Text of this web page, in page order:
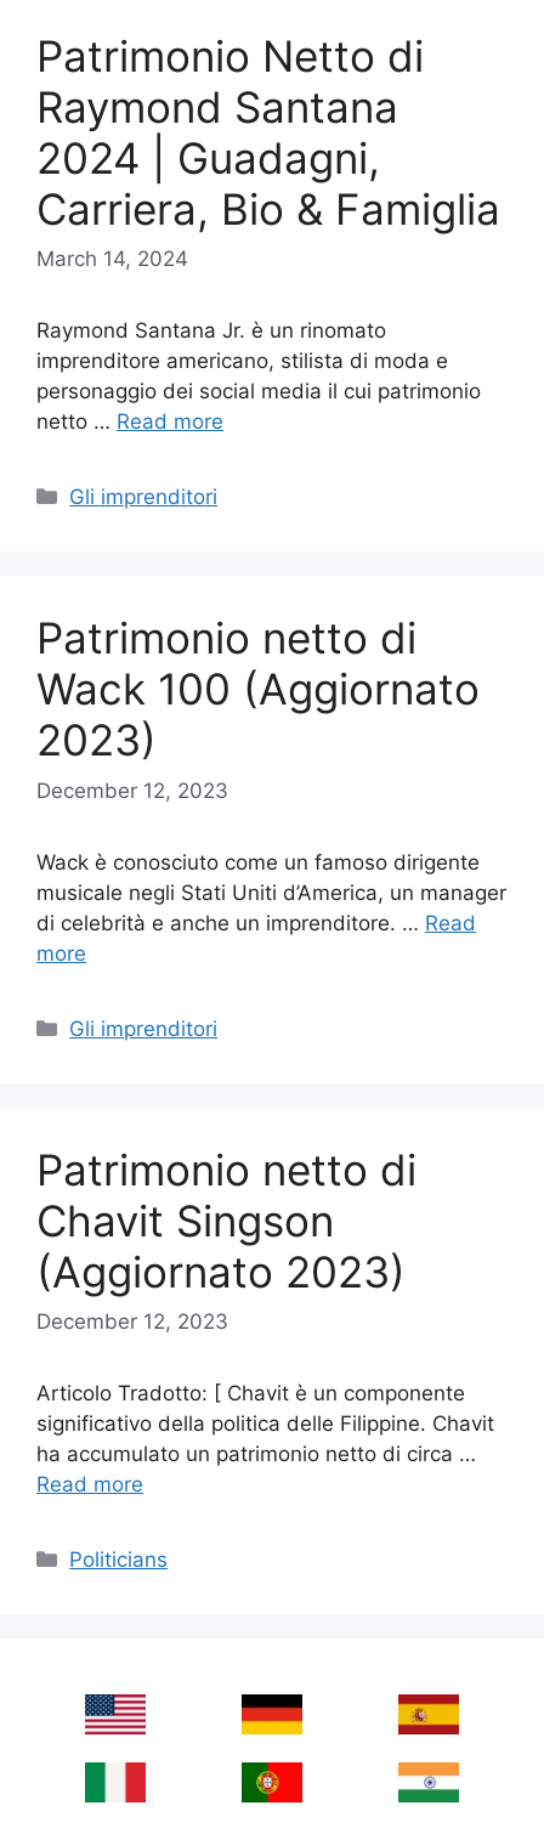
Patrimonio Netto di
Raymond Santana
2024 | Guadagni,
Carriera, Bio & Famiglia
March 14, 2024
Raymond Santana Jr. è un rinomato
imprenditore americano, stilista di moda e
personaggio dei social media il cui patrimonio
netto … Read more
Categories
Gli imprenditori
Patrimonio netto di
Wack 100 (Aggiornato
2023)
December 12, 2023
Wack è conosciuto come un famoso dirigente
musicale negli Stati Uniti d’America, un manager
di celebrità e anche un imprenditore. … Read
more
Categories
Gli imprenditori
Patrimonio netto di
Chavit Singson
(Aggiornato 2023)
December 12, 2023
Articolo Tradotto: [ Chavit è un componente
significativo della politica delle Filippine. Chavit
ha accumulato un patrimonio netto di circa …
Read more
Categories
Politicians